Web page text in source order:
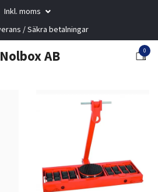
Inkl. moms
/ Säkra betalningar
Nolbox AB 0